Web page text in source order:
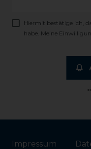
Hiermit bestätige ich,
habe. Meine
Impressum